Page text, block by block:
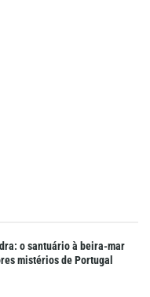
o santuário à beira-mar
mistérios de Portugal